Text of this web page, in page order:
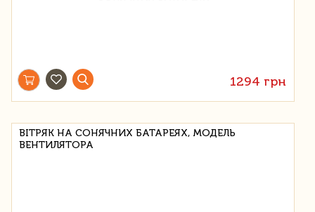
1294 грн
ВІТРЯК НА СОНЯЧНИХ БАТАРЕЯХ, МОДЕЛЬ
ВЕНТИЛЯТОРА